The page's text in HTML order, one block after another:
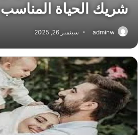
شريك الحياة المناسب
adminw سبتمبر 26, 2025